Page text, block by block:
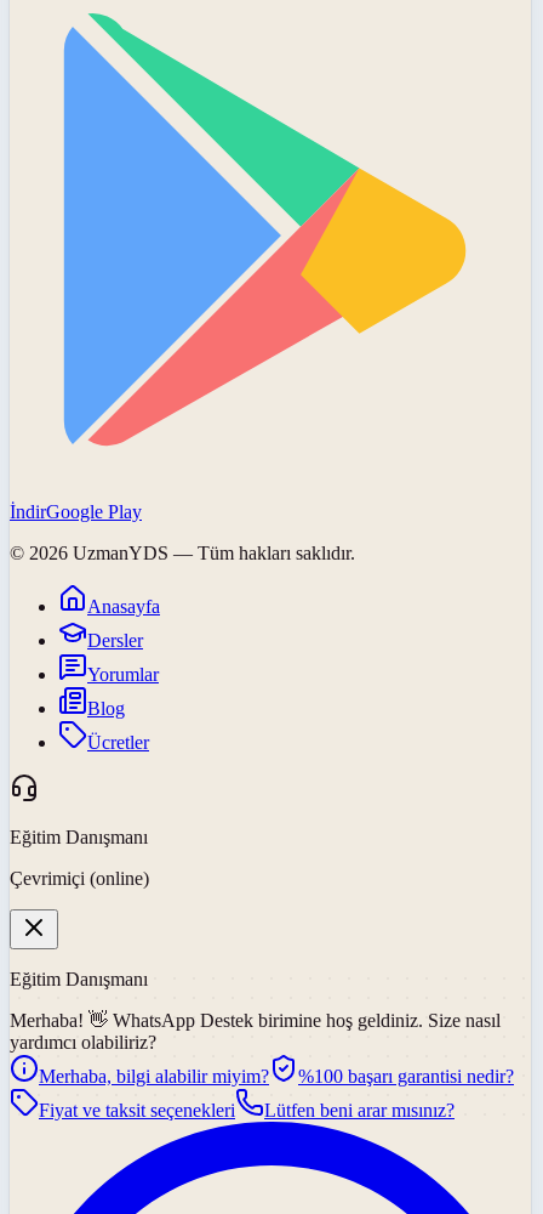
İndirGoogle Play
© 2026 UzmanYDS — Tüm hakları saklıdır.
Anasayfa
Dersler
Yorumlar
Blog
Ücretler
Eğitim Danışmanı
Çevrimiçi (online)
Eğitim Danışmanı
Merhaba! 👋 WhatsApp Destek birimine hoş geldiniz. Size nasıl
yardımcı olabiliriz?
Merhaba, bilgi alabilir miyim?
%100 başarı garantisi nedir?
Fiyat ve taksit seçenekleri
Lütfen beni arar mısınız?